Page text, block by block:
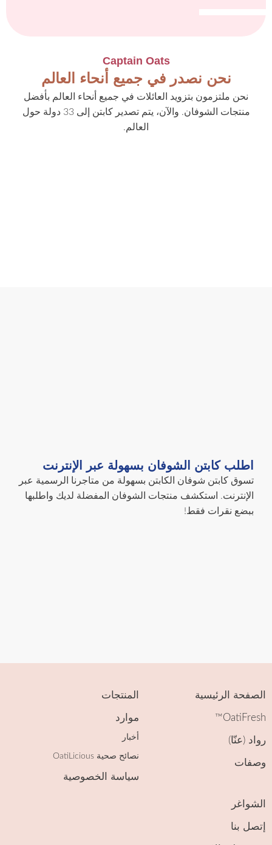
Captain Oats
نحن نصدر في جميع أنحاء العالم
نحن ملتزمون بتزويد العائلات في جميع أنحاء العالم بأفضل
منتجات الشوفان. والآن، يتم تصدير كابتن إلى 33 دولة حول
العالم.
اطلب كابتن الشوفان بسهولة عبر الإنترنت
تسوق كابتن شوفان الكابتن بسهولة من متاجرنا الرسمية عبر
الإنترنت. استكشف منتجات الشوفان المفضلة لديك واطلبها
ببضع نقرات فقط!
الرئيسية
(عنّا)
المنتجات
موارد
أخبار
نصائح صحية OatiLicious
سياسة الخصوصية
بنا